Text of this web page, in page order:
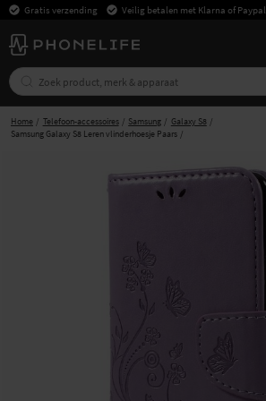
Gratis verzending Veilig betalen met Klarna of Paypal
Home Telefoon-accessoires Samsung
Galaxy S8
Samsung Galaxy S8 Leren vlinderhoesje Paars